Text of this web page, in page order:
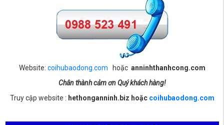
Website: coihubaodong.com hoặc anninhthanhcong.com
Chân thành cảm ơn Quý khách hàng!
Truy cập website : hethonganninh.biz hoặc coihubaodong.com